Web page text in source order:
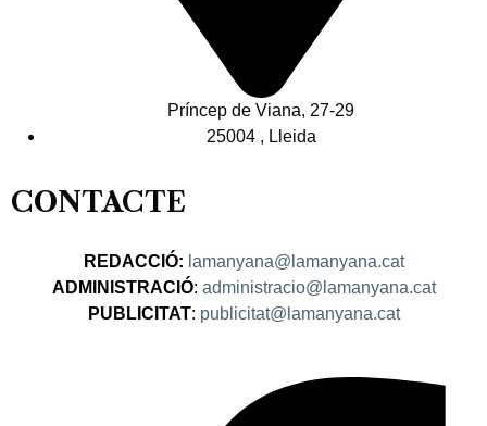
Príncep de Viana, 27-29
25004 , Lleida
CONTACTE
REDACCIÓ: lamanyana@lamanyana.cat
ADMINISTRACIÓ: administracio@lamanyana.cat
PUBLICITAT: publicitat@lamanyana.cat